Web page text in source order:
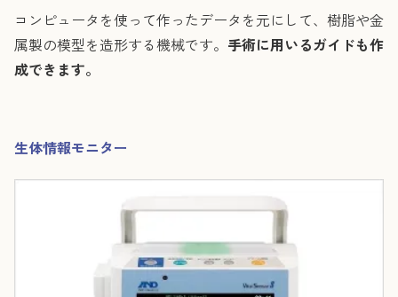
コンピュータを使って作ったデータを元にして、樹脂や金
属製の模型を造形する機械です。 手術に用いるガイドも作
成できます。
生体情報モニター